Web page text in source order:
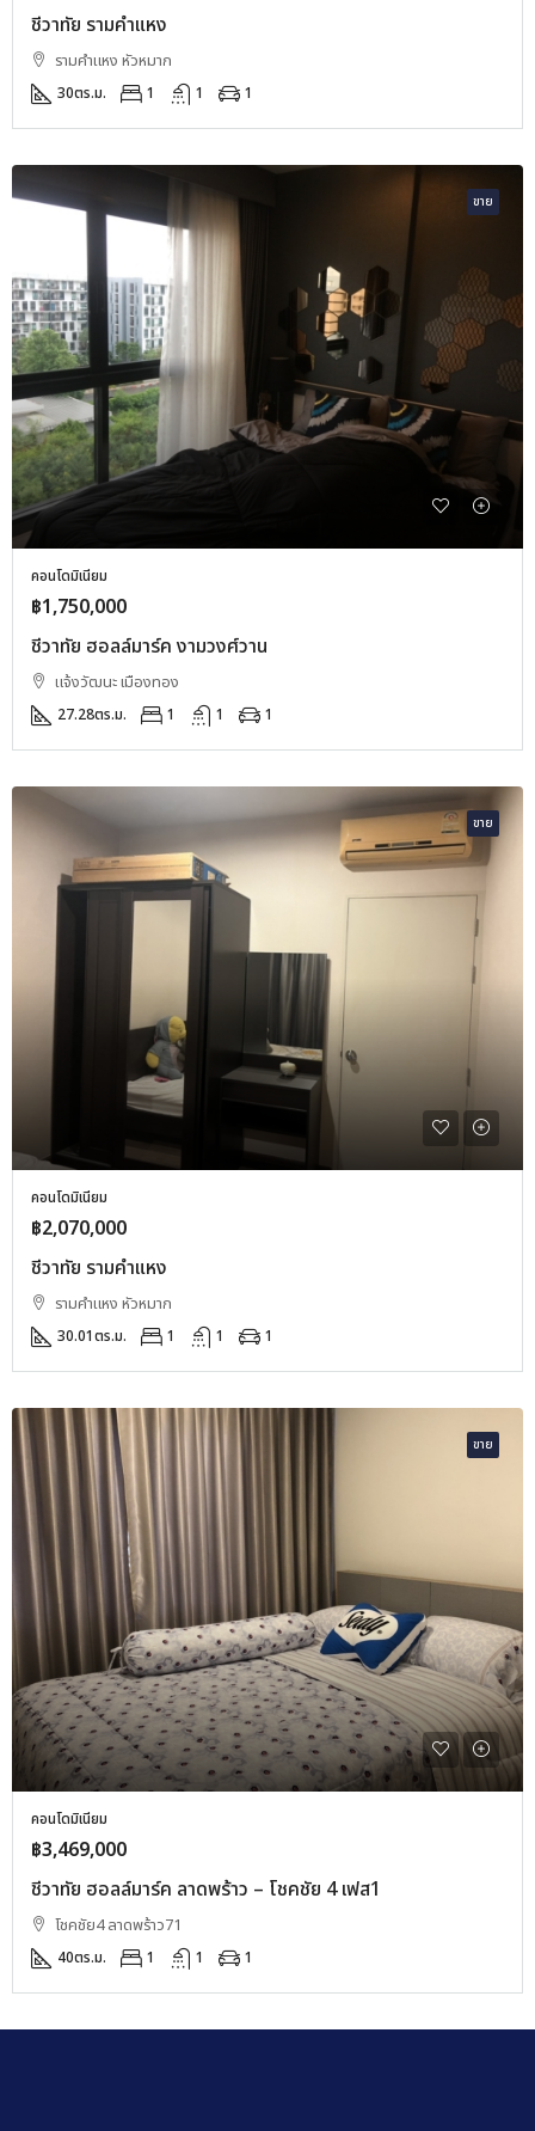
ชีวาทัย รามคำแหง
รามคำแหง หัวหมาก
30ตร.ม. 1 1 1
ขาย
คอนโดมิเนียม
฿1,750,000
ชีวาทัย ฮอลล์มาร์ค งามวงศ์วาน
แจ้งวัฒนะ เมืองทอง
27.28ตร.ม. 1 1 1
ขาย
คอนโดมิเนียม
฿2,070,000
ชีวาทัย รามคำแหง
รามคำแหง หัวหมาก
30.01ตร.ม. 1 1 1
ขาย
คอนโดมิเนียม
฿3,469,000
ชีวาทัย ฮอลล์มาร์ค ลาดพร้าว – โชคชัย 4 เฟส1
โชคชัย4 ลาดพร้าว71
40ตร.ม. 1 1 1